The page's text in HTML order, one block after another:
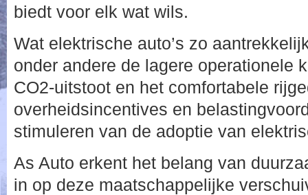
biedt voor elk wat wils.
Wat elektrische auto’s zo
onder andere de lagere operationele
CO2-uitstoot en het comfortabele
overheidsincentives en
stimuleren van de adoptie van
As Auto erkent het belang van
in op deze maatschappelijke